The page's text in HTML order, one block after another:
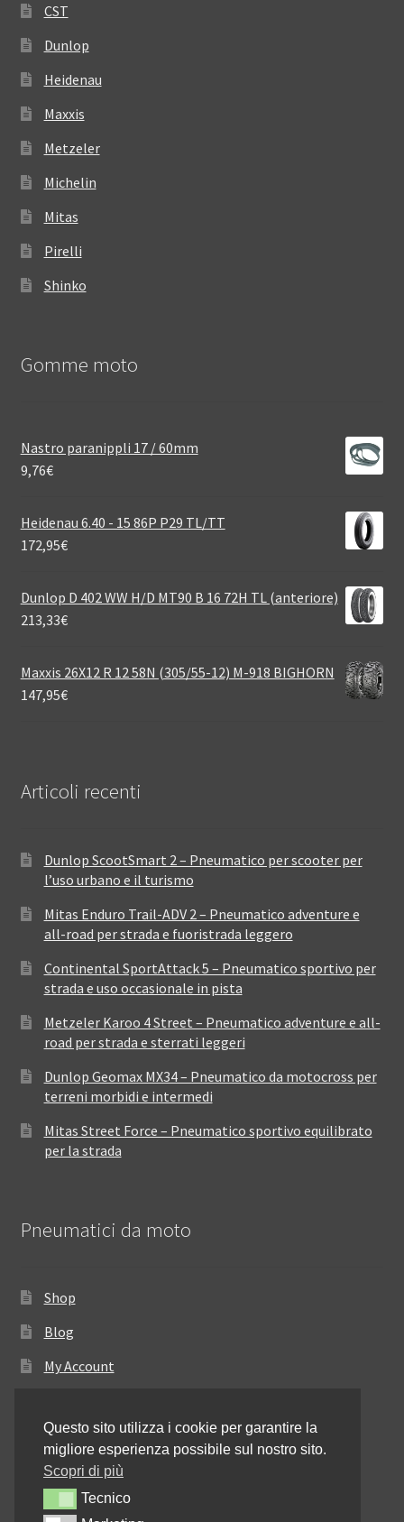
CST
Dunlop
Heidenau
Maxxis
Metzeler
Michelin
Mitas
Pirelli
Shinko
Gomme moto
Nastro paranippli 17 / 60mm
9,76€
Heidenau 6.40 - 15 86P P29 TL/TT
172,95€
Dunlop D 402 WW H/D MT90 B 16 72H TL (anteriore)
213,33€
Maxxis 26X12 R 12 58N (305/55-12) M-918 BIGHORN
147,95€
Articoli recenti
Dunlop ScootSmart 2 – Pneumatico per scooter per
l’uso urbano e il turismo
Mitas Enduro Trail-ADV 2 – Pneumatico adventure e
all-road per strada e fuoristrada leggero
Continental SportAttack 5 – Pneumatico sportivo per
strada e uso occasionale in pista
Metzeler Karoo 4 Street – Pneumatico adventure e all-
road per strada e sterrati leggeri
Dunlop Geomax MX34 – Pneumatico da motocross per
terreni morbidi e intermedi
Mitas Street Force – Pneumatico sportivo equilibrato
per la strada
Pneumatici da moto
Shop
Blog
My Account
Resi e rimborsi
Annullamento dell’ordine
Informativa sulla privacy
Questo sito utilizza i cookie per garantire la
migliore esperienza possibile sul nostro sito.
Scopri di più
TecnicoTecnico